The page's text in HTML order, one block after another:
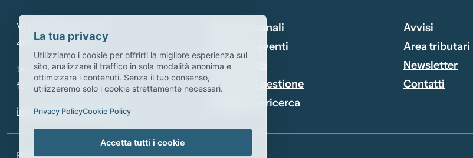
Via della Grada n. 12
40122 - Bologna
tel.
051.6493527
fax: 051.5280238
info@canalidibologna.it
Esplora i canali
Notizie & eventi
Il consorzio
Attività di gestione
Didattica e ricerca
Avvisi
Area tributari
Newsletter
Contatti
Privacy Policy - Cookie Policy
La tua privacy
Utilizziamo i cookie per offrirti la migliore esperienza sul
sito, analizzare il traffico in sola modalità anonima e
ottimizzare i contenuti. Senza il tuo consenso,
utilizzeremo solo i cookie strettamente necessari.
Privacy PolicyCookie Policy
Accetta tutti i cookie